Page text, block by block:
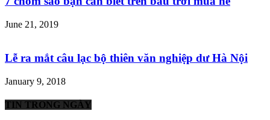
June 21, 2019
Lễ ra mắt câu lạc bộ thiên văn nghiệp dư Hà Nội
January 9, 2018
TIN TRONG NGÀY